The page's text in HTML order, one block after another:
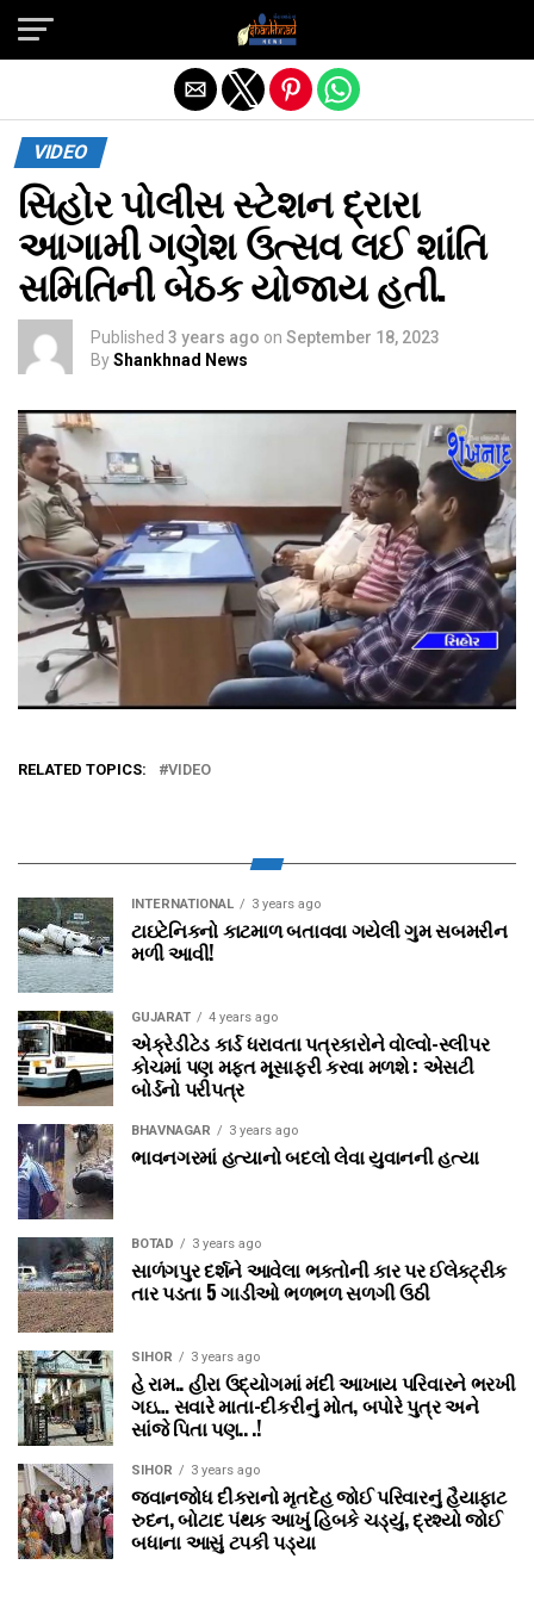
VIDEO
સિહોર પોલીસ સ્ટેશન દ્રારા
આગામી ગણેશ ઉત્સવ લઈ શાંતિ
સમિતિની બેઠક યોજાય હતી.
Published 3 years ago on September 18, 2023
ByShankhnad News
RELATED TOPICS: VIDEO
INTERNATIONAL 3 years ago
ટાઇટેનિકનો કાટમાળ બતાવવા ગયેલી ગુમ સબમરીન
મળી આવી!
GUJARAT 4 years ago
એક્રેડીટેડ કાર્ડ ધરાવતા પત્રકારોને વોલ્‍વો-સ્‍લીપર
કોચમાં પણ મફત મૂસાફરી કરવા મળશે : એસટી
બોર્ડનો પરીપત્ર
BHAVNAGAR 3 years ago
ભાવનગરમાં હત્યાનો બદલો લેવા યુવાનની હત્યા
BOTAD 3 years ago
સાળંગપુર દર્શને આવેલા ભક્તોની કાર પર ઈલેક્ટ્રીક
તાર પડતા 5 ગાડીઓ ભળભળ સળગી ઉઠી
SIHOR 3 years ago
હે રામ.. હીરા ઉદ્યોગમાં મંદી આખાય પરિવારને ભરખી
ગઇ… સવારે માતા-દીકરીનું મોત, બપોરે પુત્ર અને
સાંજે પિતા પણ.. .!
SIHOR 3 years ago
જવાનજોધ દીકરાનો મૃતદેહ જોઈ પરિવારનું હૈયાફાટ
રુદન, બોટાદ પંથક આખું હિબકે ચડ્યું, દ્રશ્યો જોઈ
બધાના આસું ટપકી પડ્યા
Exit mobile version